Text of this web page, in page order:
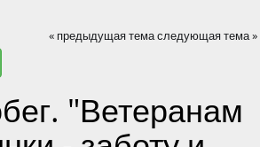
« предыдущая темаследующая тема »
"Ветеранам